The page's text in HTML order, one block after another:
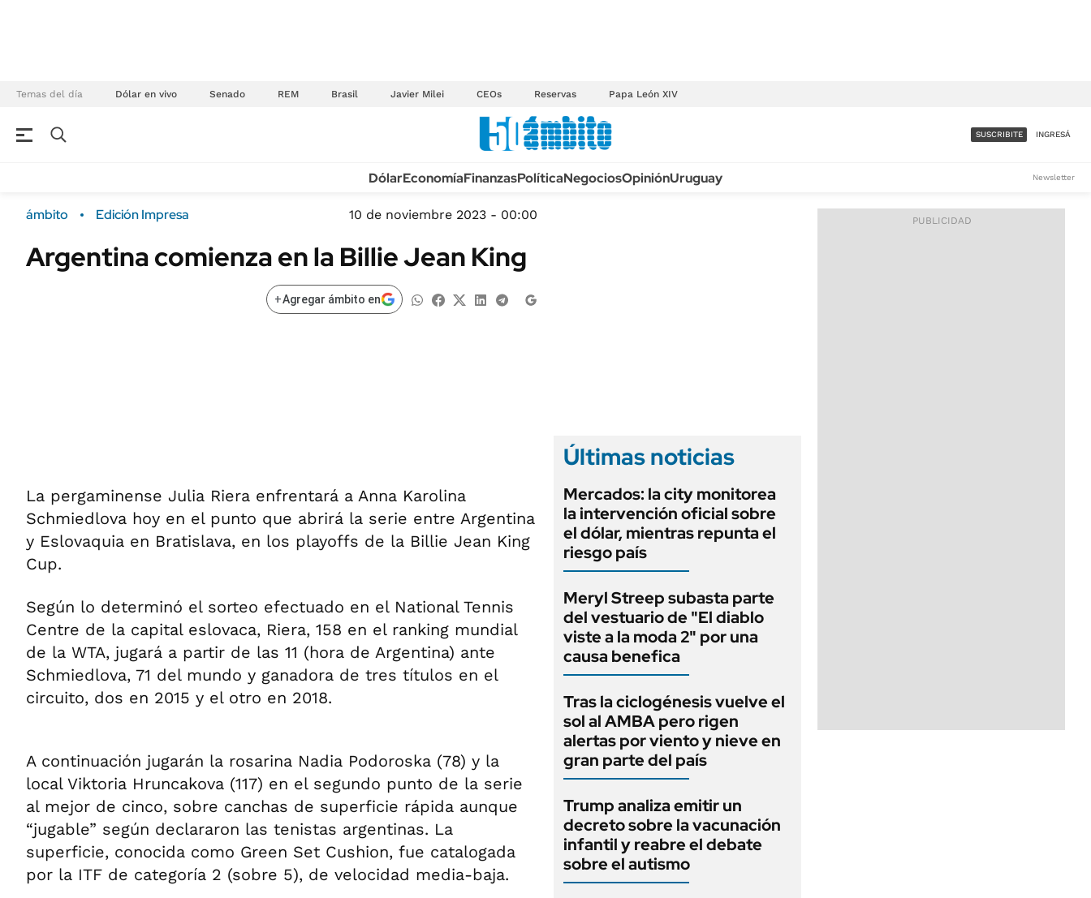
Temas del día Dólar en vivo Senado REM Brasil Javier Milei CEOs Reservas Papa León XIV
Campo Sustentabilidad
ENERGY REPORT
TECNOLOGÍA
MÉXICO
MUNDO
INFORMACIÓN GENERAL
ACCESO FULL - $1.800/MES
SUSCRIBITE INGRESÁ
DólarEconomíaFinanzasPolíticaNegociosOpiniónUruguay Newsletter
ámbito Edición Impresa 10 de noviembre 2023 - 00:00
Argentina comienza en la Billie Jean King
+Agregar ámbito en
La pergaminense Julia Riera enfrentará a Anna Karolina
Schmiedlova hoy en el punto que abrirá la serie entre Argentina
y Eslovaquia en Bratislava, en los playoffs de la Billie Jean King
Cup.
Según lo determinó el sorteo efectuado en el National Tennis
Centre de la capital eslovaca, Riera, 158 en el ranking mundial
de la WTA, jugará a partir de las 11 (hora de Argentina) ante
Schmiedlova, 71 del mundo y ganadora de tres títulos en el
circuito, dos en 2015 y el otro en 2018.
A continuación jugarán la rosarina Nadia Podoroska (78) y la
local Viktoria Hruncakova (117) en el segundo punto de la serie
al mejor de cinco, sobre canchas de superficie rápida aunque
“jugable” según declararon las tenistas argentinas. La
superficie, conocida como Green Set Cushion, fue catalogada
por la ITF de categoría 2 (sobre 5), de velocidad media-baja.
Últimas noticias
Mercados: la city monitorea
la intervención oficial sobre
el dólar, mientras repunta el
riesgo país
Meryl Streep subasta parte
del vestuario de "El diablo
viste a la moda 2" por una
causa benefica
Tras la ciclogénesis vuelve el
sol al AMBA pero rigen
alertas por viento y nieve en
gran parte del país
Trump analiza emitir un
decreto sobre la vacunación
infantil y reabre el debate
sobre el autismo